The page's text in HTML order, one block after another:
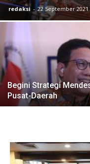
redaksi - 22 September 2021
Begini Strategi
Pusat-Daerah